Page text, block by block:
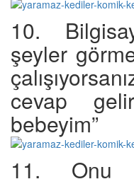
10.
şeyler
cevap
bebeyim”
11. Onu